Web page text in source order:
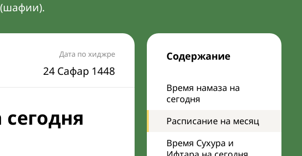
Содержание
Время намаза на
сегодня
Расписание на месяц
Время Сухура и
Дата по хиджре
24 Сафар 1448